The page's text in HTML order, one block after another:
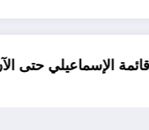
الجديد